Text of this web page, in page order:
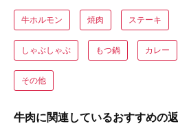
牛ホルモン 焼肉 ステーキ
しゃぶしゃぶ もつ鍋 カレー
その他
牛肉に関連しているおすすめの